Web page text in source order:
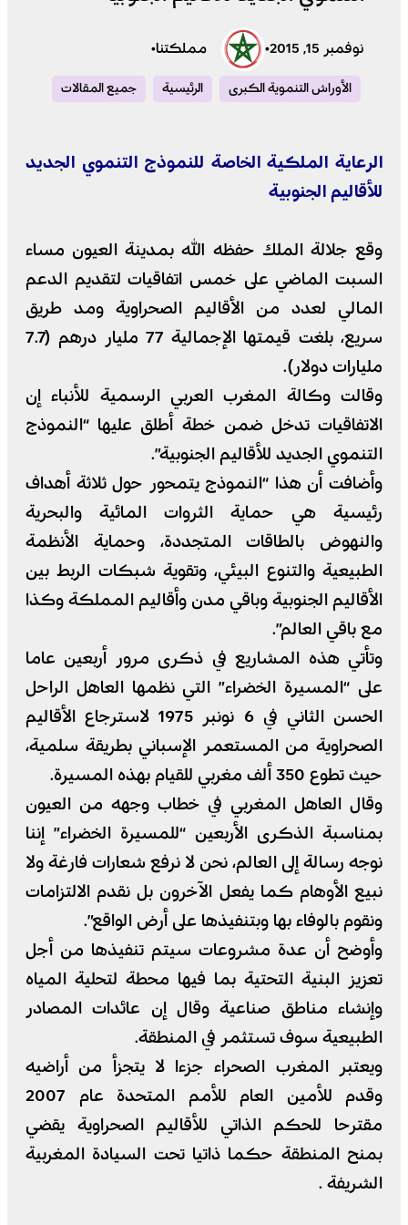
نوفمبر 15, 2015 • مملكتنا•
الأوراش التنموية الكبرى الرئيسية جميع المقالات
الرعاية الملكية الخاصة للنموذج التنموي الجديد
للأقاليم الجنوبية
وقع جلالة الملك حفظه الله بمدينة العيون مساء
السبت الماضي على خمس اتفاقيات لتقديم الدعم
المالي لعدد من الأقاليم الصحراوية ومد طريق
سريع، بلغت قيمتها الإجمالية 77 مليار درهم (7.7
مليارات دولار).
وقالت وكالة المغرب العربي الرسمية للأنباء إن
الاتفاقيات تدخل ضمن خطة أطلق عليها “النموذج
التنموي الجديد للأقاليم الجنوبية”.
وأضافت أن هذا “النموذج يتمحور حول ثلاثة أهداف
رئيسية هي حماية الثروات المائية والبحرية
والنهوض بالطاقات المتجددة، وحماية الأنظمة
الطبيعية والتنوع البيئي، وتقوية شبكات الربط بين
الأقاليم الجنوبية وباقي مدن وأقاليم المملكة وكذا
مع باقي العالم”.
وتأتي هذه المشاريع في ذكرى مرور أربعين عاما
على “المسيرة الخضراء” التي نظمها العاهل الراحل
الحسن الثاني في 6 نونبر 1975 لاسترجاع الأقاليم
الصحراوية من المستعمر الإسباني بطريقة سلمية،
حيث تطوع 350 ألف مغربي للقيام بهذه المسيرة.
وقال العاهل المغربي في خطاب وجهه من العيون
بمناسبة الذكرى الأربعين “للمسيرة الخضراء” إننا
نوجه رسالة إلى العالم، نحن لا نرفع شعارات فارغة ولا
نبيع الأوهام كما يفعل الآخرون بل نقدم الالتزامات
ونقوم بالوفاء بها وبتنفيذها على أرض الواقع”.
وأوضح أن عدة مشروعات سيتم تنفيذها من أجل
تعزيز البنية التحتية بما فيها محطة لتحلية المياه
وإنشاء مناطق صناعية وقال إن عائدات المصادر
الطبيعية سوف تستثمر في المنطقة.
ويعتبر المغرب الصحراء جزءا لا يتجزأ من أراضيه
وقدم للأمين العام للأمم المتحدة عام 2007
مقترحا للحكم الذاتي للأقاليم الصحراوية يقضي
بمنح المنطقة حكما ذاتيا تحت السيادة المغربية
الشريفة .